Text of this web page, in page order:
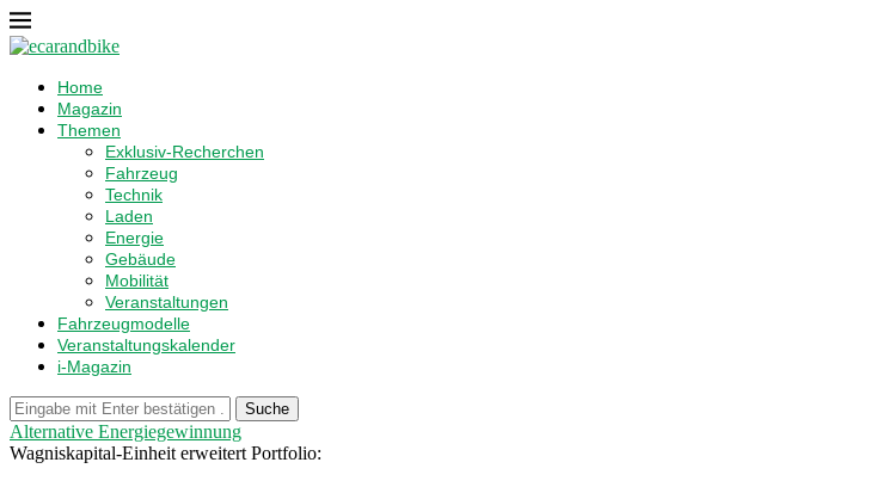
Home
Magazin
Themen
Exklusiv-Recherchen
Fahrzeug
Technik
Laden
Energie
Gebäude
Mobilität
Veranstaltungen
Fahrzeugmodelle
Veranstaltungskalender
i-Magazin
Suche
Alternative Energiegewinnung
Wagniskapital-Einheit erweitert Portfolio: